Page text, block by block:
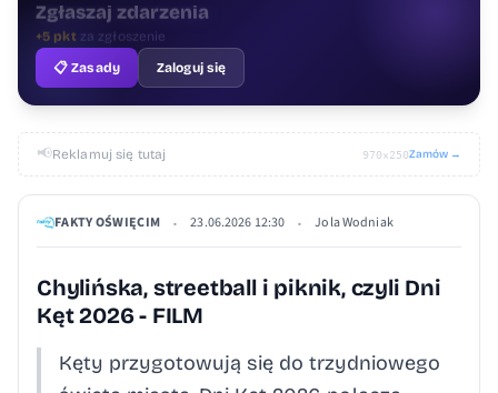
Oceniaj treści
+1 pktza ocenę
📋 Zasady
Zaloguj się
📢Reklamuj się tutaj 970×250Zamów →
FAKTY OŚWIĘCIM • 23.06.2026 12:30 • Jola Wodniak
Chylińska, streetball i piknik, czyli Dni
Kęt 2026 - FILM
Kęty przygotowują się do trzydniowego